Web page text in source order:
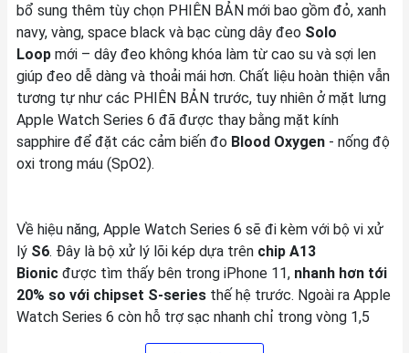
bổ sung thêm tùy chọn PHIÊN BẢN mới bao gồm đỏ, xanh
navy, vàng, space black và bạc cùng dây đeo Solo
Loopmới – dây đeo không khóa làm từ cao su và sợi len
giúp đeo dễ dàng và thoải mái hơn. Chất liệu hoàn thiện vẫn
tương tự như các PHIÊN BẢN trước, tuy nhiên ở mặt lưng
Apple Watch Series 6 đã được thay bằng mặt kính
sapphire để đặt các cảm biến đo Blood Oxygen- nống độ
oxi trong máu (SpO2).
Về hiệu năng, Apple Watch Series 6 sẽ đi kèm với bộ vi xử
lý S6. Đây là bộ xử lý lõi kép dựa trên chip A13
Bionicđược tìm thấy bên trong iPhone 11, nhanh hơn tới
20% so với chipset S-seriesthế hệ trước. Ngoài ra Apple
Watch Series 6 còn hỗ trợ sạc nhanh chỉ trong vòng 1,5
giờ, và có thời lượng pin lên đến 18 tiếng. Màn hình của